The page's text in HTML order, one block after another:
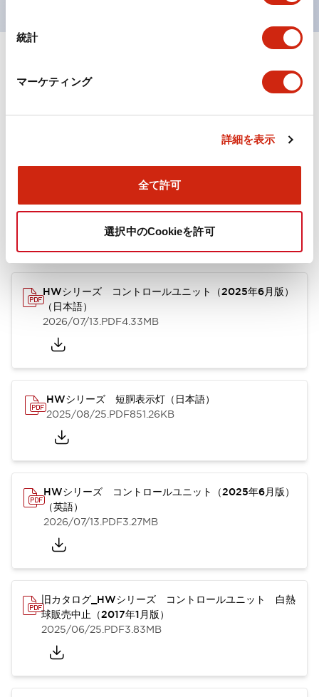
統計
マーケティング
詳細を表示
全て許可
選択中のCookieを許可
+
ドキュメントとファイル
取扱説明書 CAD 規格・認証
HWシリーズ コントロールユニット（2025年6月版）
（日本語）
2026/07/13.PDF4.33MB
HWシリーズ 短胴表示灯（日本語）
2025/08/25.PDF851.26KB
HWシリーズ コントロールユニット（2025年6月版）
（英語）
2026/07/13.PDF3.27MB
旧カタログ_HWシリーズ コントロールユニット 白熱
球販売中止（2017年1月版）
2025/06/25.PDF3.83MB